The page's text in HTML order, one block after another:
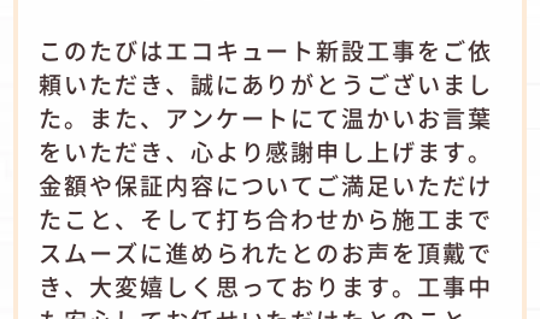
このたびはエコキュート新設工事をご依
頼いただき、誠にありがとうございまし
た。また、アンケートにて温かいお言葉
をいただき、心より感謝申し上げます。
金額や保証内容についてご満足いただけ
たこと、そして打ち合わせから施工まで
スムーズに進められたとのお声を頂戴で
き、大変嬉しく思っております。工事中